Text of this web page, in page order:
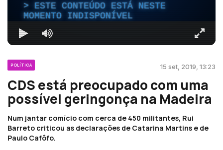
ESTE CONTEÚDO ESTÁ NESTE
MOMENTO INDISPONÍVEL
POLÍTICA 15 set, 2019, 13:23
CDS está preocupado com uma
possível geringonça na Madeira
Num jantar comício com cerca de 450 militantes, Rui
Barreto criticou as declarações de Catarina Martins e de
Paulo Cafôfo.